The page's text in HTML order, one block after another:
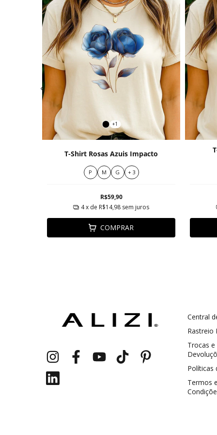
+1
T-Shirt Rosas Azuis Impacto
P M G + 3
R$59,90
4x de R$14,98 sem juros
COMPRAR
Central
Rastreio
Trocas e
Políticas
Termos e
Cupom 1a compra: GANHE5